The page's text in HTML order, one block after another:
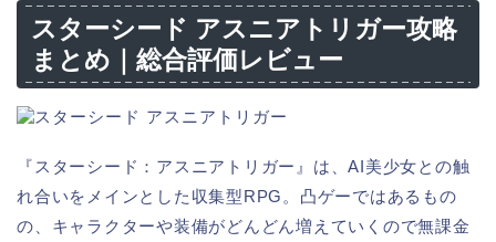
スターシード アスニアトリガー攻略
まとめ｜総合評価レビュー
『スターシード：アスニアトリガー』は、AI美少女との触
れ合いをメインとした収集型RPG。凸ゲーではあるもの
の、キャラクターや装備がどんどん増えていくので無課金